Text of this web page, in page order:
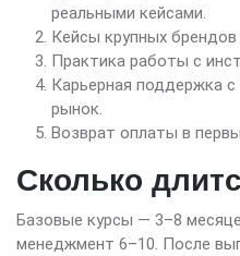
реальными кейсами.
Кейсы крупных
Практика работы с
Карьерная поддержка
рынок.
Возврат оплаты в
Сколько
Базовые курсы — 3–8
менеджмент 6–10. После